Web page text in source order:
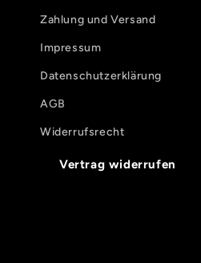
Zahlung und Versand
Impressum
Datenschutzerklärung
AGB
Widerrufsrecht
Vertrag widerrufen